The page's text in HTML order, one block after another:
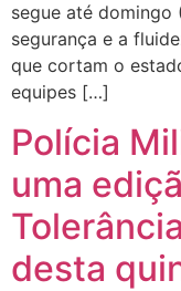
segue até
segurança e a
que cortam o
equipes […]
Polícia
uma
desta